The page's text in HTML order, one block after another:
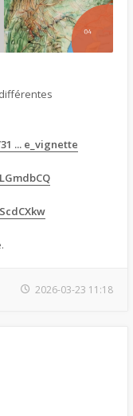
... e_vignette
2026-03-23 11:18